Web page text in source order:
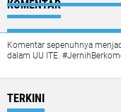
KOMENTAR
Komentar sepenuhnya
dalam UU ITE.
TERKINI